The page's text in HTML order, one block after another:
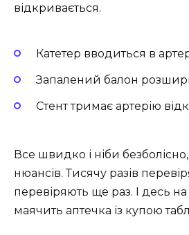
відкривається.
Катетер вводиться в
Запалений балон
Стент тримає артерію
Все швидко і ніби
нюансів. Тисячу разів
перевіряють ще раз. І десь на
маячить аптечка із купою